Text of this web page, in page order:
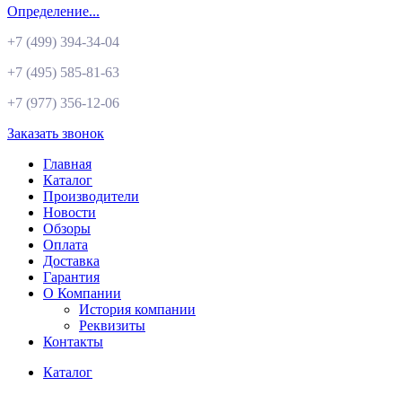
Определение...
+7 (499) 394-34-04
+7 (495) 585-81-63
+7 (977) 356-12-06
Заказать звонок
Главная
Каталог
Производители
Новости
Обзоры
Оплата
Доставка
Гарантия
О Компании
История компании
Реквизиты
Контакты
Каталог